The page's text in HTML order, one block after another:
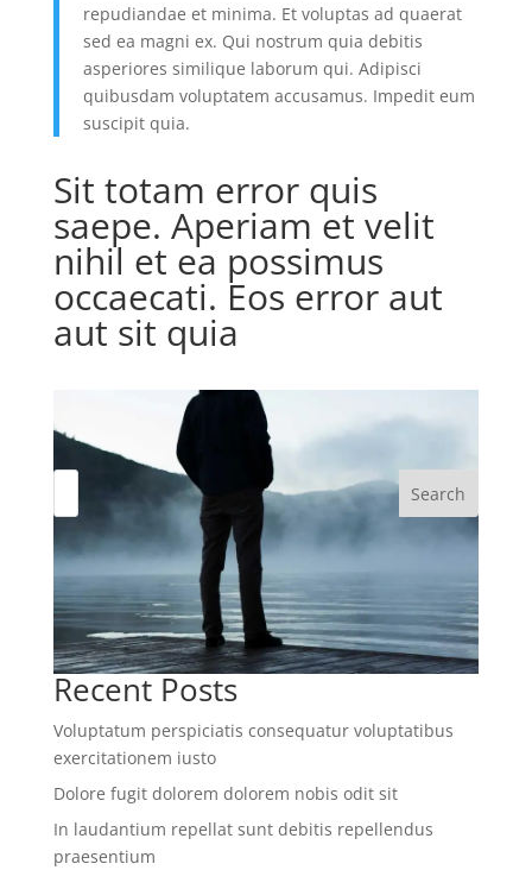
repudiandae et minima. Et voluptas ad quaerat
sed ea magni ex. Qui nostrum quia debitis
asperiores similique laborum qui. Adipisci
quibusdam voluptatem accusamus. Impedit eum
suscipit quia.
Sit totam error quis
saepe. Aperiam et velit
nihil et ea possimus
occaecati. Eos error aut
aut sit quia
Search
Recent Posts
Voluptatum perspiciatis consequatur voluptatibus
exercitationem iusto
Dolore fugit dolorem dolorem nobis odit sit
In laudantium repellat sunt debitis repellendus
praesentium